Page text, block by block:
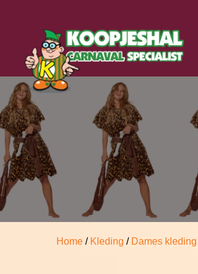
Home / Kleding / Dames kleding